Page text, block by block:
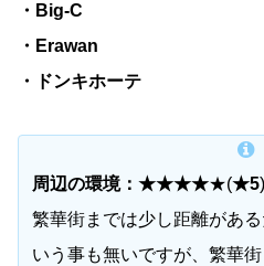
・Big-C
・Erawan
・ドンキホーテ
周辺の環境：★★★★★(★5)
繁華街までは少し距離があ
いう事も無いですが、繁華